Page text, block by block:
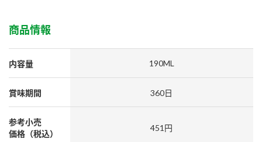
炊き込みご飯の素
三ツ判山吹
千夜
スペシャルサイト
お酢を知ろう！
すしラボ
ぽん酢サワー
販売終了製品のご案内
よくあるご質問
お問い合わせ
地図から取り扱い店舗を探す
商品情報
内容量 190ML
賞味期間 360日
参考小売
価格（税込）
451円